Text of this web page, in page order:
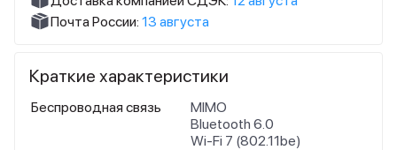
Почта России: 13 августа
Краткие характеристики
Беспроводная связь
MIMO
Bluetooth 6.0
Wi-Fi 7 (802.11be)